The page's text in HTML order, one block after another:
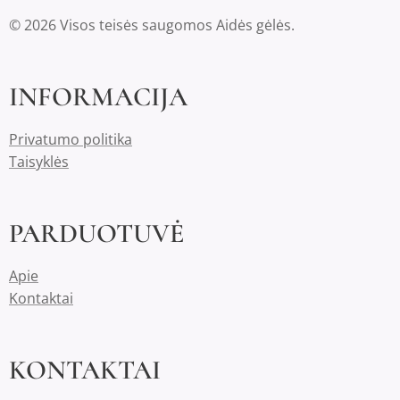
© 2026 Visos teisės saugomos Aidės gėlės.
INFORMACIJA
Privatumo politika
Taisyklės
PARDUOTUVĖ
Apie
Kontaktai
KONTAKTAI